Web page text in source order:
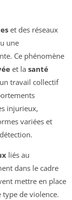
et des réseaux
une
Ce phénomène
et la santé
travail collectif
injurieux,
variées et
liés au
dans le cadre
mettre en place
de violence.